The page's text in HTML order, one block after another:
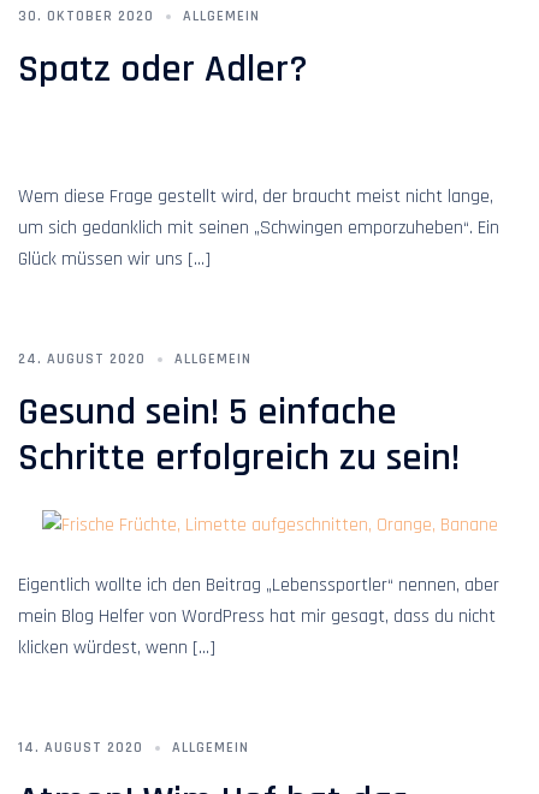
30. OKTOBER 2020 ALLGEMEIN
Spatz oder Adler?
Wem diese Frage gestellt wird, der braucht meist nicht lange,
um sich gedanklich mit seinen „Schwingen emporzuheben“. Ein
Glück müssen wir uns […]
24. AUGUST 2020 ALLGEMEIN
Gesund sein! 5 einfache
Schritte erfolgreich zu sein!
Eigentlich wollte ich den Beitrag „Lebenssportler“ nennen, aber
mein Blog Helfer von WordPress hat mir gesagt, dass du nicht
klicken würdest, wenn […]
14. AUGUST 2020 ALLGEMEIN